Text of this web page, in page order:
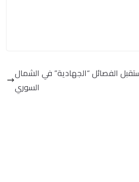
الفصائل “الجهادية” في الشمال
السوري